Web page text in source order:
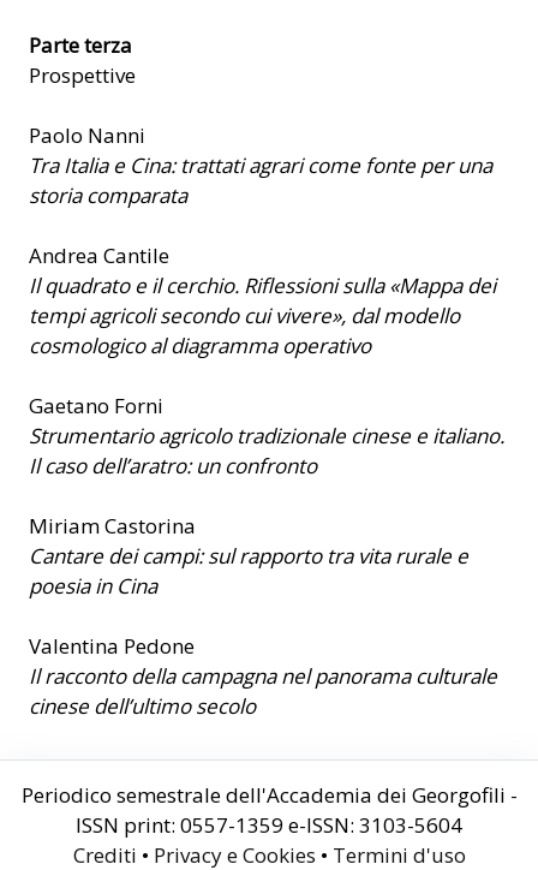
Parte terza
Prospettive
Paolo Nanni
Tra Italia e Cina: trattati agrari come fonte per una
storia comparata
Andrea Cantile
Il quadrato e il cerchio. Riflessioni sulla «Mappa dei
tempi agricoli secondo cui vivere», dal modello
cosmologico al diagramma operativo
Gaetano Forni
Strumentario agricolo tradizionale cinese e italiano.
Il caso dell’aratro: un confronto
Miriam Castorina
Cantare dei campi: sul rapporto tra vita rurale e
poesia in Cina
Valentina Pedone
Il racconto della campagna nel panorama culturale
cinese dell’ultimo secolo
Periodico semestrale dell'Accademia dei Georgofili -
ISSN print: 0557-1359 e-ISSN: 3103-5604
Crediti • Privacy e Cookies • Termini d'uso